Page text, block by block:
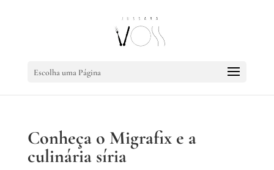
Escolha uma Página
Conheça o Migrafix e a
culinária síria